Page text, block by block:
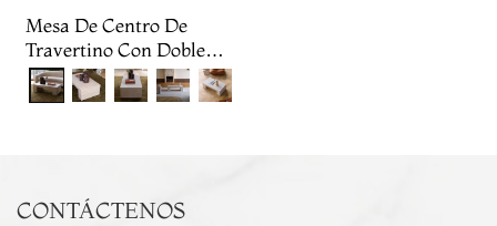
Mesa De Centro De
Travertino Con Doble
Soporte
CONTÁCTENOS